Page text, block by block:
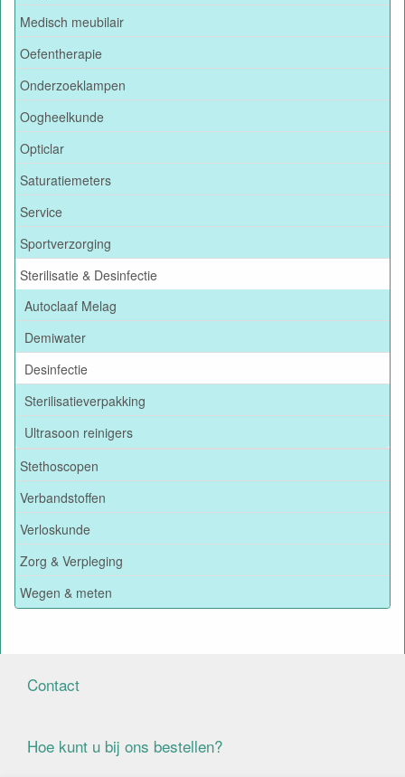
Medisch meubilair
Oefentherapie
Onderzoeklampen
Oogheelkunde
Opticlar
Saturatiemeters
Service
Sportverzorging
Sterilisatie & Desinfectie
Autoclaaf Melag
Demiwater
Desinfectie
Sterilisatieverpakking
Ultrasoon reinigers
Stethoscopen
Verbandstoffen
Verloskunde
Zorg & Verpleging
Wegen & meten
Contact
Hoe kunt u bij ons bestellen?